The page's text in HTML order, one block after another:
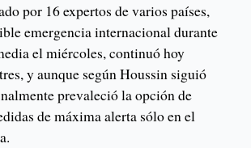
por 16 expertos de varios países,
emergencia internacional durante
el miércoles, continuó hoy
y aunque según Houssin siguió
prevaleció la opción de
de máxima alerta sólo en el